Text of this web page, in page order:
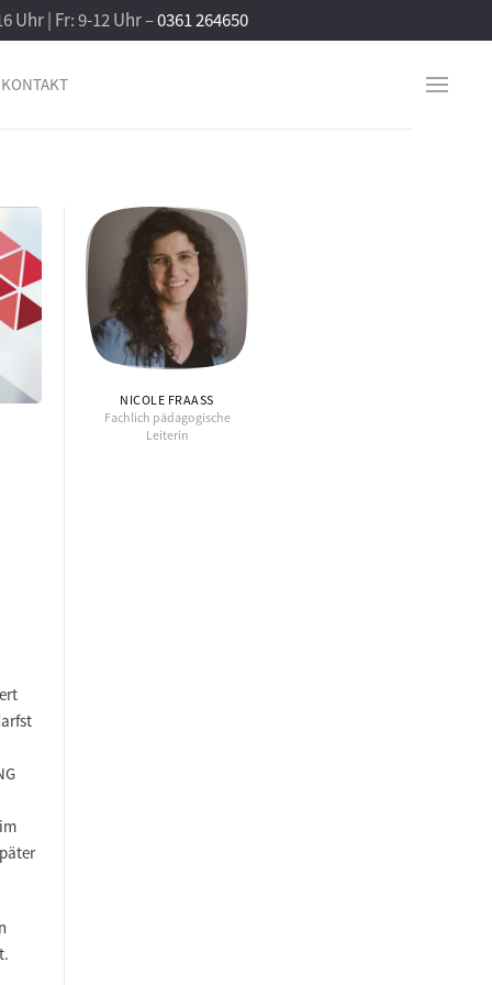
Uhr | Fr: 9-12 Uhr –0361 264650
KONTAKT
NICOLE FRAASS
Fachlich pädagogische
Leiterin